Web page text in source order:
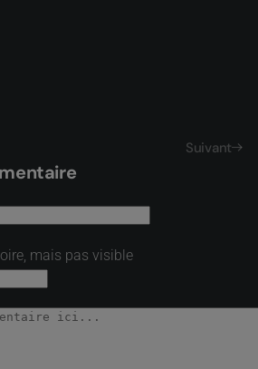
Suivant
mais pas visible